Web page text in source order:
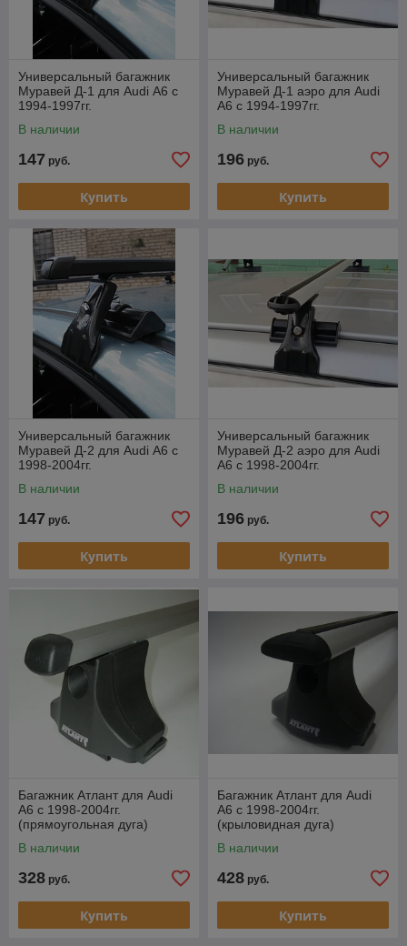
Универсальный багажник
Муравей Д-1 для Audi А6 с
1994-1997гг.
В наличии
147 руб.
Купить
Универсальный багажник
Муравей Д-1 аэро для Audi
А6 с 1994-1997гг.
В наличии
196 руб.
Купить
Универсальный багажник
Муравей Д-2 для Audi А6 с
1998-2004гг.
В наличии
147 руб.
Купить
Универсальный багажник
Муравей Д-2 аэро для Audi
А6 с 1998-2004гг.
В наличии
196 руб.
Купить
Багажник Атлант для Audi
А6 с 1998-2004гг.
(прямоугольная дуга)
В наличии
328 руб.
Купить
Багажник Атлант для Audi
А6 с 1998-2004гг.
(крыловидная дуга)
В наличии
428 руб.
Купить